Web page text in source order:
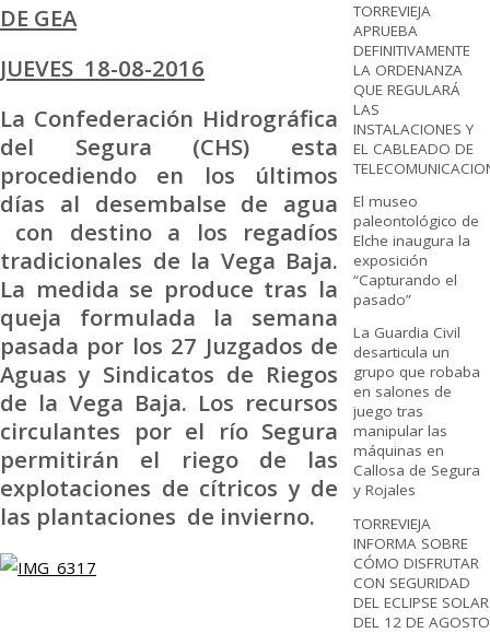
DE GEA
JUEVES 18-08-2016
La Confederación Hidrográfica
del Segura (CHS) esta
procediendo en los últimos
días al desembalse de agua
con destino a los regadíos
tradicionales de la Vega Baja.
La medida se produce tras la
queja formulada la semana
pasada por los 27 Juzgados de
Aguas y Sindicatos de Riegos
de la Vega Baja. Los recursos
circulantes por el río Segura
permitirán el riego de las
explotaciones de cítricos y de
las plantaciones de invierno.
TORREVIEJA
APRUEBA
DEFINITIVAMENTE
LA ORDENANZA
QUE REGULARÁ
LAS
INSTALACIONES Y
EL CABLEADO DE
El museo
paleontológico de
Elche inaugura la
exposición
“Capturando el
pasado”
La Guardia Civil
desarticula un
grupo que robaba
en salones de
juego tras
manipular las
máquinas en
Callosa de Segura
y Rojales
TORREVIEJA
INFORMA SOBRE
CÓMO DISFRUTAR
CON SEGURIDAD
DEL ECLIPSE SOLAR
DEL 12 DE AGOSTO